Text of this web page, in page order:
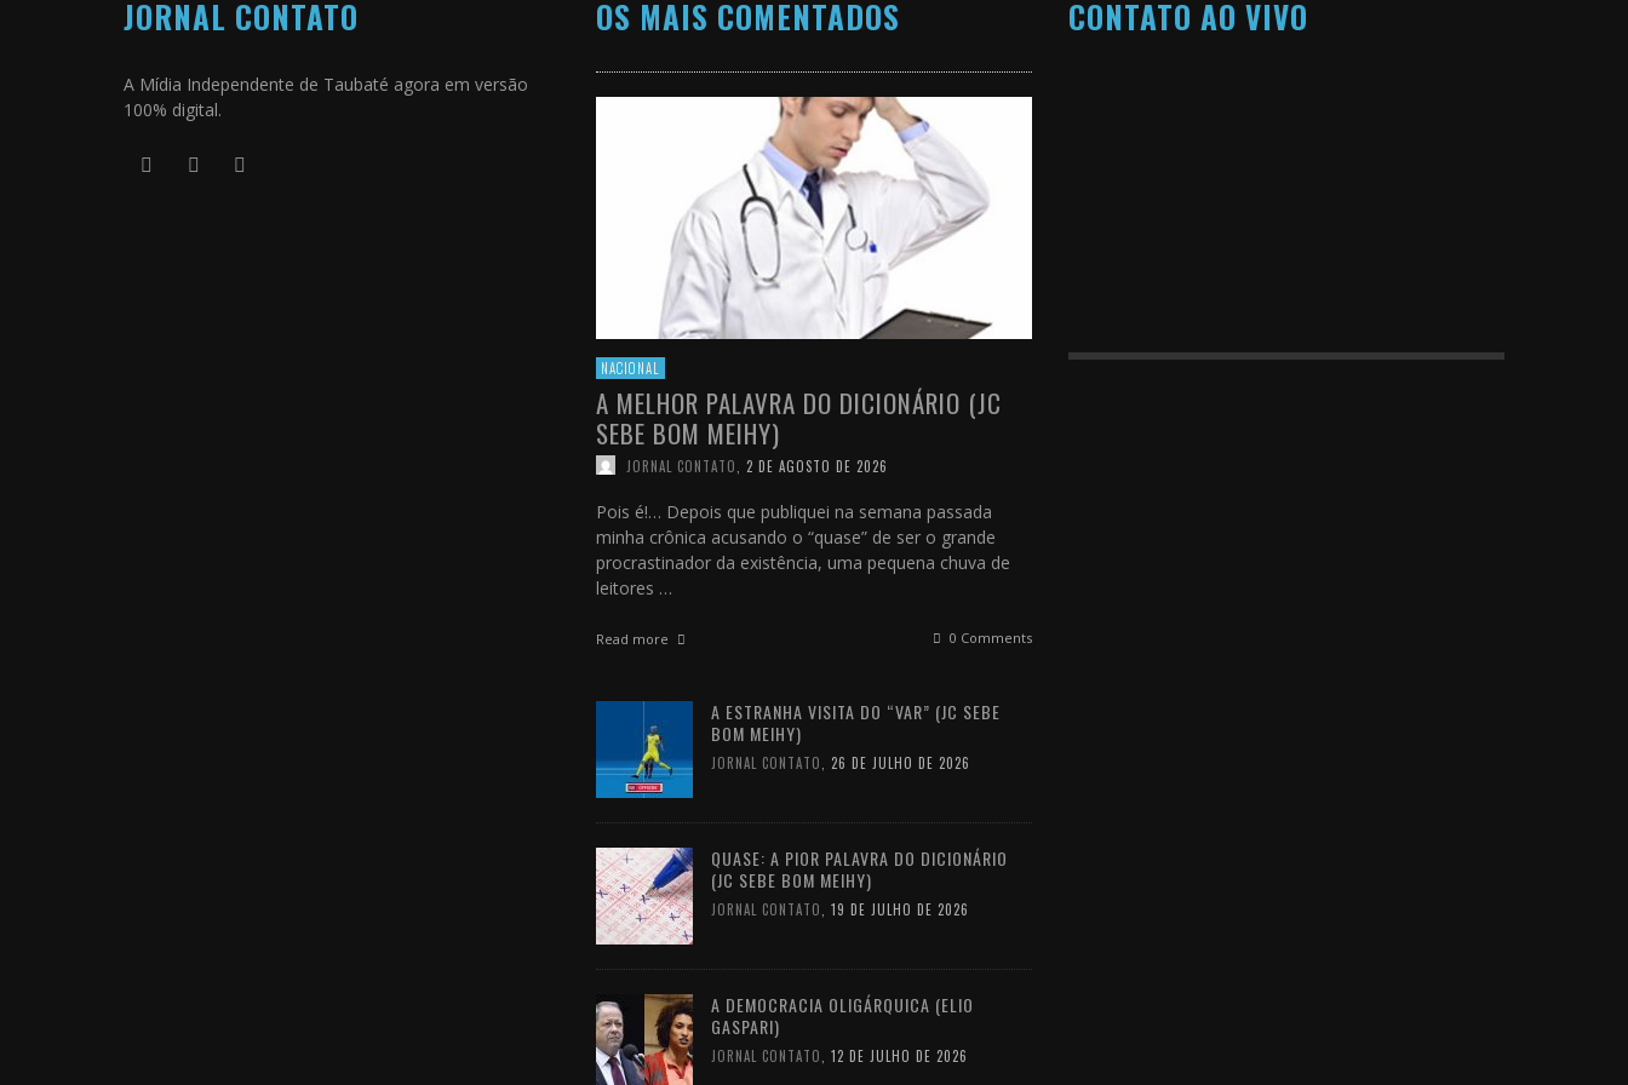
JORNAL CONTATO
A Mídia Independente de Taubaté agora em versão
100% digital.
OS MAIS COMENTADOS
NACIONAL
A MELHOR PALAVRA DO DICIONÁRIO (JC
SEBE BOM MEIHY)
JORNAL CONTATO 2 DE AGOSTO DE 2026
Pois é!… Depois que publiquei na semana passada
minha crônica acusando o “quase” de ser o grande
procrastinador da existência, uma pequena chuva de
leitores …
Read more 0 Comments
A ESTRANHA VISITA DO “VAR” (JC SEBE
BOM MEIHY)
JORNAL CONTATO, 26 DE JULHO DE 2026
QUASE: A PIOR PALAVRA DO DICIONÁRIO
(JC SEBE BOM MEIHY)
JORNAL CONTATO, 19 DE JULHO DE 2026
A DEMOCRACIA OLIGÁRQUICA (ELIO
GASPARI)
JORNAL CONTATO, 12 DE JULHO DE 2026
CONTATO AO VIVO